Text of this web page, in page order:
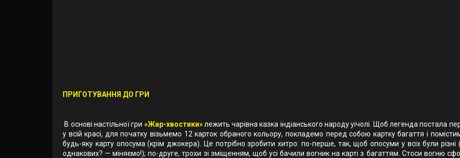
ПРИГОТУВАННЯ ДО ГРИ
В основі настільної гри «Жар-хвостики»лежить чарівна казка індіанського народу уічолі. Щоб легенда постала
у всій красі, для початку візьмемо 12 карток обраного кольору, покладемо перед собою картку багаття і
будь-яку карту опосума (крім джокера). Це потрібно зробити хитро: по-перше, так, щоб опосуми у всіх були різні
однакових? — міняємо!); по-друге, трохи зі зміщенням, щоб усі бачили вогник на карті з багаттям. Стоси вогню